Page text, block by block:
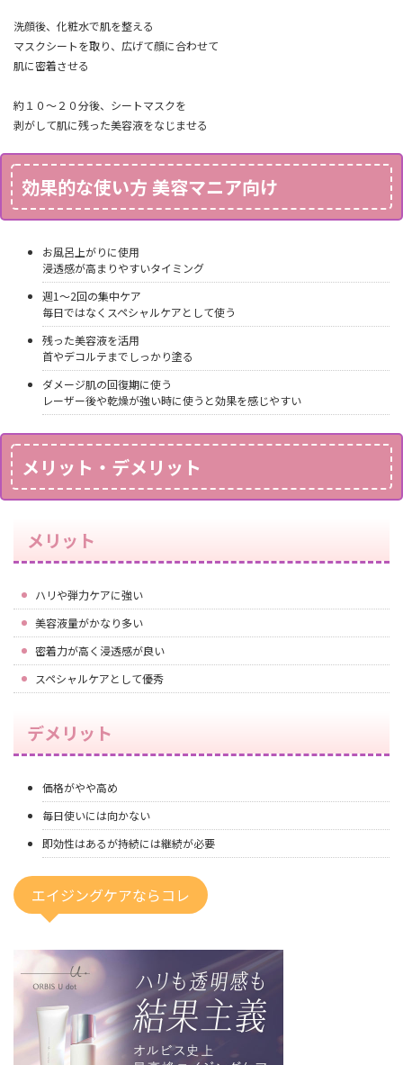
洗顔後、化粧水で肌を整える
マスクシートを取り、広げて顔に合わせて
肌に密着させる
約１０～２０分後、シートマスクを
剥がして肌に残った美容液をなじませる
効果的な使い方 美容マニア向け
お風呂上がりに使用
浸透感が高まりやすいタイミング
週1〜2回の集中ケア
毎日ではなくスペシャルケアとして使う
残った美容液を活用
首やデコルテまでしっかり塗る
ダメージ肌の回復期に使う
レーザー後や乾燥が強い時に使うと効果を感じやすい
メリット・デメリット
メリット
ハリや弾力ケアに強い
美容液量がかなり多い
密着力が高く浸透感が良い
スペシャルケアとして優秀
デメリット
価格がやや高め
毎日使いには向かない
即効性はあるが持続には継続が必要
エイジングケアならコレ